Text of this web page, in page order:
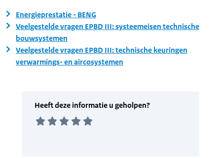
Energieprestatie - BENG
Veelgestelde vragen EPBD III: systeemeisen technische
bouwsystemen
Veelgestelde vragen EPBD III: technische keuringen
verwarmings- en aircosystemen